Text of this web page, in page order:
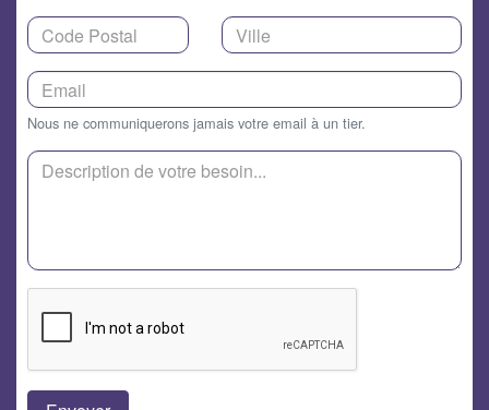
Nous ne communiquerons jamais votre email à un tier.